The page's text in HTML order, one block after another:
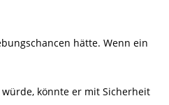
hätte. Wenn ein
könnte er mit Sicherheit